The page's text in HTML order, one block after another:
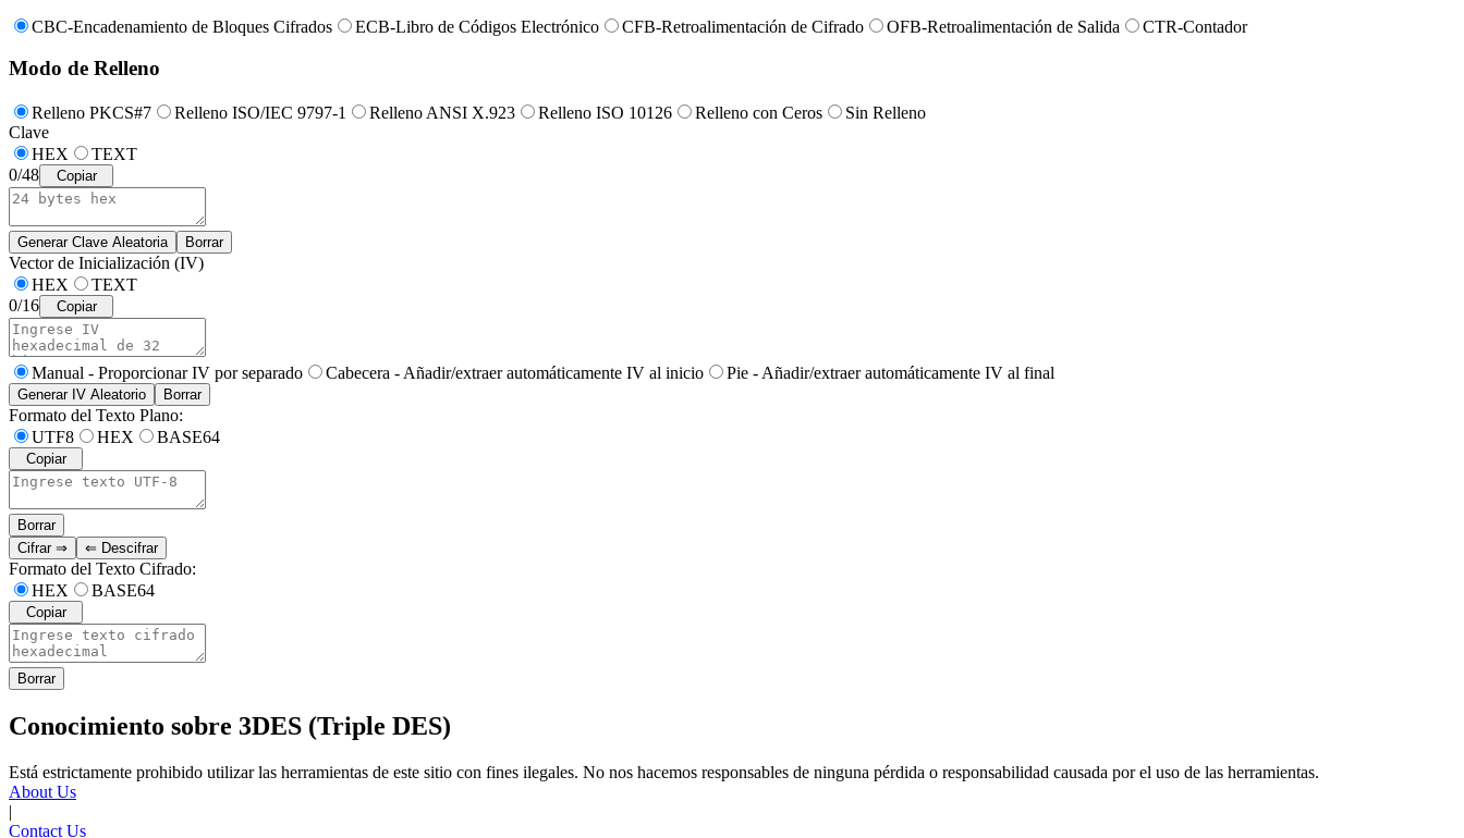
CBC-Encadenamiento de Bloques Cifrados ECB-Libro de Códigos Electrónico CFB-Retroalimentación de Cifrado OFB-Retroalimentación de Salida CTR-Contador
Modo de Relleno
Relleno PKCS#7 Relleno ISO/IEC 9797-1 Relleno ANSI X.923 Relleno ISO 10126 Relleno con Ceros
Sin Relleno
Clave
HEX
TEXT
0/48 Copiar
Generar Clave Aleatoria Borrar
Vector de Inicialización (IV)
HEX
TEXT
0/16 Copiar
Manual - Proporcionar IV por separado Cabecera - Añadir/extraer automáticamente IV al inicio Pie - Añadir/extraer automáticamente IV al final
Generar IV Aleatorio Borrar
Formato del Texto Plano:
UTF8
HEX BASE64
Copiar
Borrar
Cifrar⇒ ⇐ Descifrar
Formato del Texto Cifrado:
HEX
BASE64
Copiar
Borrar
Conocimiento sobre 3DES (Triple DES)
Está estrictamente prohibido utilizar las herramientas de este sitio con fines ilegales. No nos hacemos responsables de ninguna pérdida o responsabilidad causada por el uso de las herramientas.
About Us
|
Contact Us